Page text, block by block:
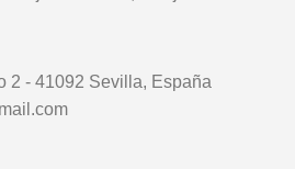
2 - 41092 Sevilla, España